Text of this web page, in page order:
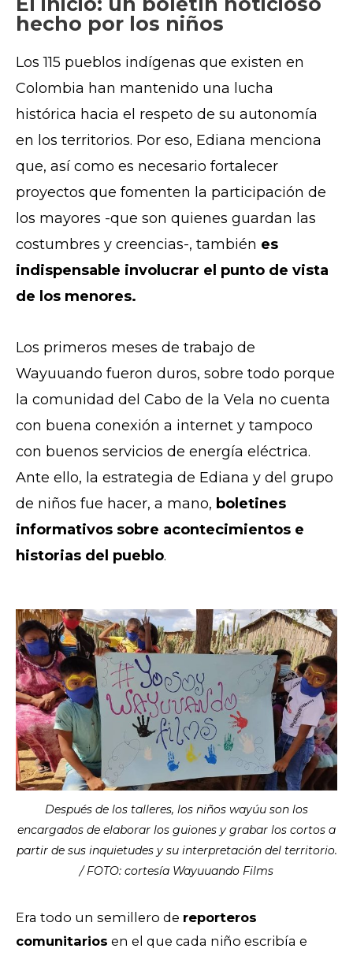
hecho por los niños
Los 115 pueblos indígenas que existen en
Colombia han mantenido una lucha
histórica hacia el respeto de su autonomía
en los territorios. Por eso, Ediana menciona
que, así como es necesario fortalecer
proyectos que fomenten la participación de
los mayores -que son quienes guardan las
costumbres y creencias-, también es
indispensable involucrar el punto de vista
de los menores.
Los primeros meses de trabajo de
Wayuuando fueron duros, sobre todo porque
la comunidad del Cabo de la Vela no cuenta
con buena conexión a internet y tampoco
con buenos servicios de energía eléctrica.
Ante ello, la estrategia de Ediana y del grupo
de niños fue hacer, a mano, boletines
informativos sobre acontecimientos e
historias del pueblo.
Después de los talleres, los niños wayúu son los
encargados de elaborar los guiones y grabar los cortos a
partir de sus inquietudes y su interpretación del territorio.
/ FOTO: cortesía Wayuuando Films
Era todo un semillero de reporteros
comunitarios en el que cada niño escribía e